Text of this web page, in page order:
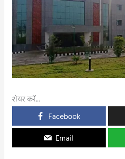
शेयर करें...
Facebook
Email